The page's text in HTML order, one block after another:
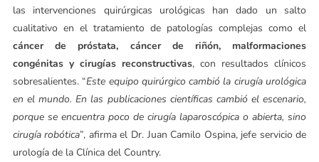
las intervenciones quirúrgicas urológicas han dado un salto
cualitativo en el tratamiento de patologías complejas como el
cáncer de próstata, cáncer de riñón, malformaciones
congénitas y cirugías reconstructivas, con resultados clínicos
sobresalientes. “Este equipo quirúrgico cambió la cirugía urológica
en el mundo. En las publicaciones científicas cambió el escenario,
porque se encuentra poco de cirugía laparoscópica o abierta, sino
cirugía robótica”, afirma el Dr. Juan Camilo Ospina, jefe servicio de
urología de la Clínica del Country.